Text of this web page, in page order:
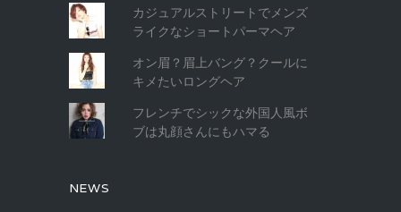
カジュアルストリートでメンズ
ライクなショートパーマヘア
オン眉？眉上バング？クールに
キメたいロングヘア
フレンチでシックな外国人風ボ
ブは丸顔さんにもハマる
NEWS